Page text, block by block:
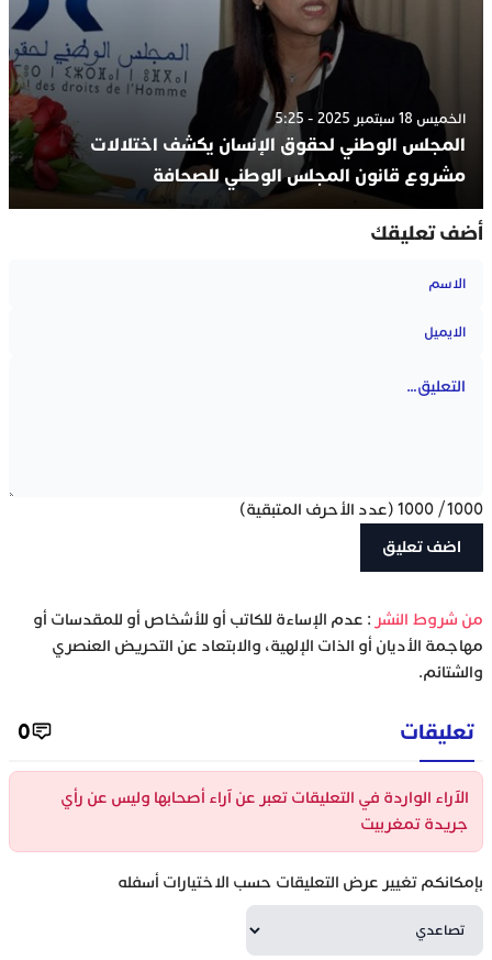
الخميس 18 سبتمبر 2025 - 5:25
المجلس الوطني لحقوق الإنسان يكشف اختلالات
مشروع قانون المجلس الوطني للصحافة
أضف تعليقك
1000
/
1000 (عدد الأحرف المتبقية)
‫من شروط النشر : عدم الإساءة للكاتب أو للأشخاص أو للمقدسات أو
مهاجمة الأديان أو الذات الإلهية، والابتعاد عن التحريض العنصري
والشتائم.
تعليقات 0
الآراء الواردة في التعليقات تعبر عن آراء أصحابها وليس عن رأي
جريدة تمغربيت
بإمكانكم تغيير عرض التعليقات حسب الاختيارات أسفله